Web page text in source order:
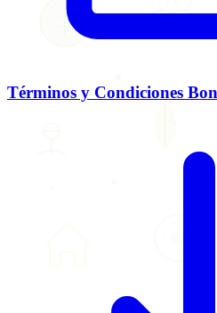
Términos y Condiciones